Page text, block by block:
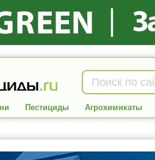
Пестициды Агрохимикаты